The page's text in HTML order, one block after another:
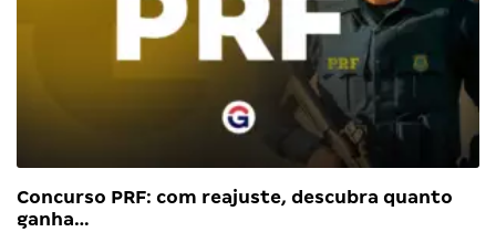
Concurso PRF: com reajuste, descubra quanto
ganha…